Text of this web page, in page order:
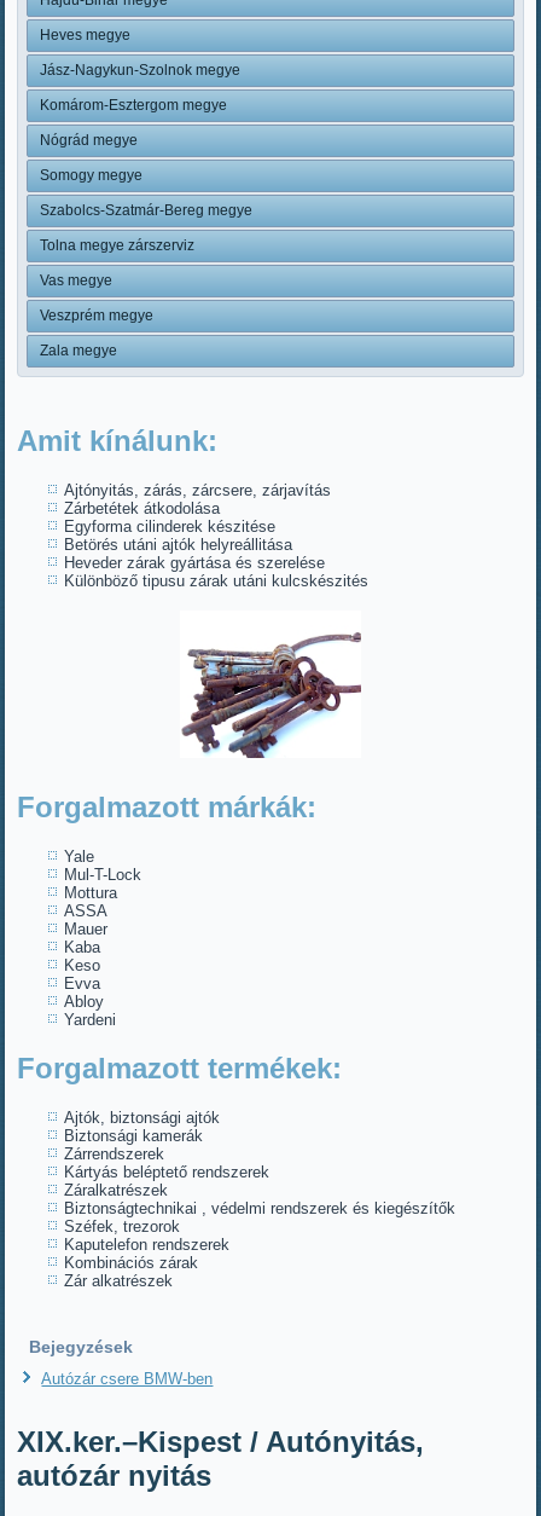
Heves megye
Jász-Nagykun-Szolnok megye
Komárom-Esztergom megye
Nógrád megye
Somogy megye
Szabolcs-Szatmár-Bereg megye
Tolna megye zárszerviz
Vas megye
Veszprém megye
Zala megye
Amit kínálunk:
Ajtónyitás, zárás, zárcsere, zárjavítás
Zárbetétek átkodolása
Egyforma cilinderek készitése
Betörés utáni ajtók helyreállitása
Heveder zárak gyártása és szerelése
Különböző tipusu zárak utáni kulcskészités
Forgalmazott márkák:
Yale
Mul-T-Lock
Mottura
ASSA
Mauer
Kaba
Keso
Evva
Abloy
Yardeni
Forgalmazott termékek:
Ajtók, biztonsági ajtók
Biztonsági kamerák
Zárrendszerek
Kártyás beléptető rendszerek
Záralkatrészek
Biztonságtechnikai , védelmi rendszerek és kiegészítők
Széfek, trezorok
Kaputelefon rendszerek
Kombinációs zárak
Zár alkatrészek
Bejegyzések
Autózár csere BMW-ben
XIX.ker.–Kispest / Autónyitás,
autózár nyitás